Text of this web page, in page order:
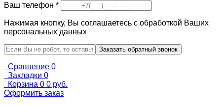
Ваш телефон *
Нажимая кнопку, Вы соглашаетесь с обработкой Ваших
персональных данных
Сравнение 0
Закладки 0
Корзина 0 0 руб.
Оформить заказ